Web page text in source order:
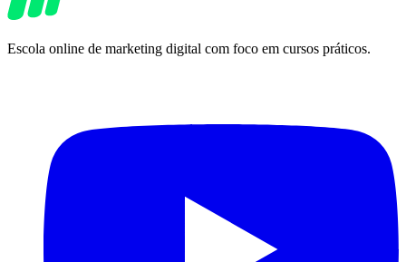
Escola online de marketing digital com foco em cursos práticos.